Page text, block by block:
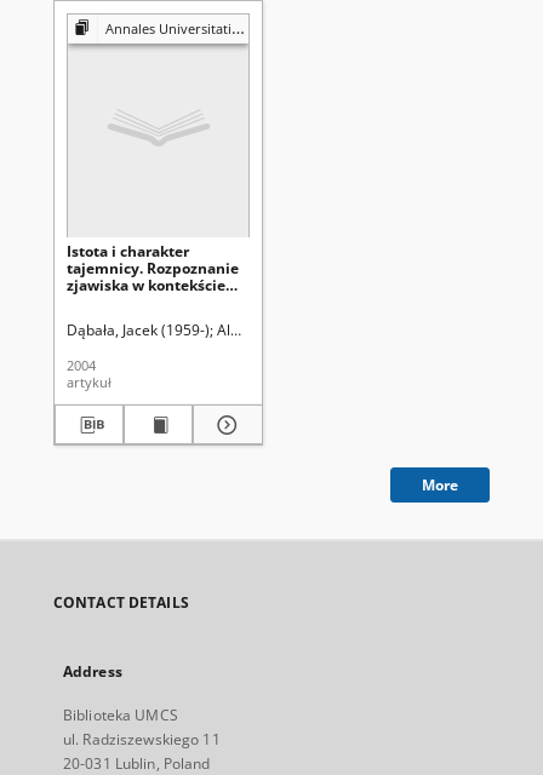
Annales Universitatis Mariae Curie-Skłodowska. Sectio FF, Philologiae
Istota i charakter
tajemnicy. Rozpoznanie
zjawiska w kontekście
Dąbała, Jacek (1959-) Aleksandrowicz-Ulrich, Alina (1931- ). Redaktor
2004
artykuł
More
CONTACT DETAILS
Address
Biblioteka UMCS
ul. Radziszewskiego 11
20-031 Lublin, Poland